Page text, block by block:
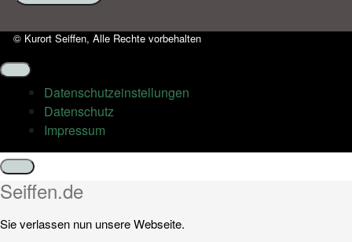
© Kurort Seiffen, Alle Rechte vorbehalten
Datenschutz­einstellungen
Datenschutz
Impressum
Schließen
Seiffen.de
Sie verlassen nun unsere Webseite.